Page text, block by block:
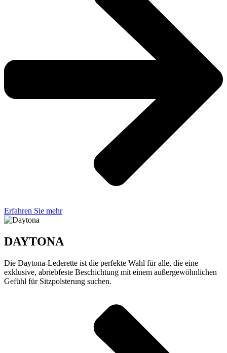
Erfahren Sie mehr
DAYTONA
Die Daytona-Lederette ist die perfekte Wahl für alle, die eine
exklusive, abriebfeste Beschichtung mit einem außergewöhnlichen
Gefühl für Sitzpolsterung suchen.